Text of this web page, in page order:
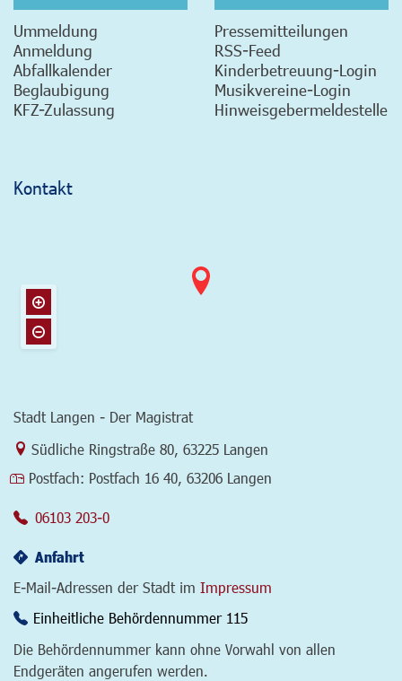
Ummeldung
Anmeldung
Abfallkalender
Beglaubigung
KFZ-Zulassung
Pressemitteilungen
RSS-Feed
Kinderbetreuung-Login
Musikvereine-Login
Hinweisgebermeldestelle
Kontakt
Stadt Langen - Der Magistrat
Link zur Google-Maps Navigation
Südliche Ringstraße 80 63225 Langen
Postfach: Postfach 16 40, 63206 Langen
06103 203-0
Anfahrt
E-Mail-Adressen der Stadt im Impressum
Einheitliche Behördennummer 115
Die Behördennummer kann ohne Vorwahl von allen
Endgeräten angerufen werden.